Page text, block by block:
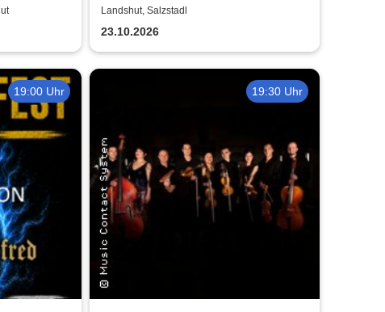
Jammern glangts no ned
Landshut, Salzstadl
23.10.2026
19:00 Uhr 19:30 Uhr